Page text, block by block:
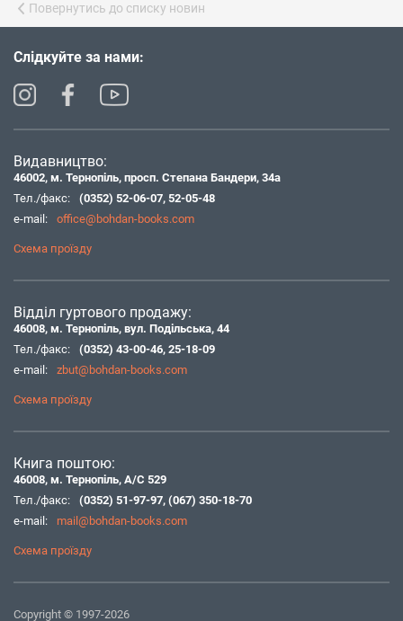
Повернутись до списку новин
Слідкуйте за нами:
Видавництво:
46002, м. Тернопіль, просп. Степана Бандери, 34а
Тел./факс:
(0352) 52-06-07, 52-05-48
e-mail:
office@bohdan-books.com
Схема проїзду
Відділ гуртового продажу:
46008, м. Тернопіль, вул. Подільська, 44
Тел./факс:
(0352) 43-00-46, 25-18-09
e-mail:
zbut@bohdan-books.com
Схема проїзду
Книга поштою:
46008, м. Тернопіль, А/С 529
Тел./факс:
(0352) 51-97-97, (067) 350-18-70
e-mail:
mail@bohdan-books.com
Схема проїзду
Copyright © 1997-2026